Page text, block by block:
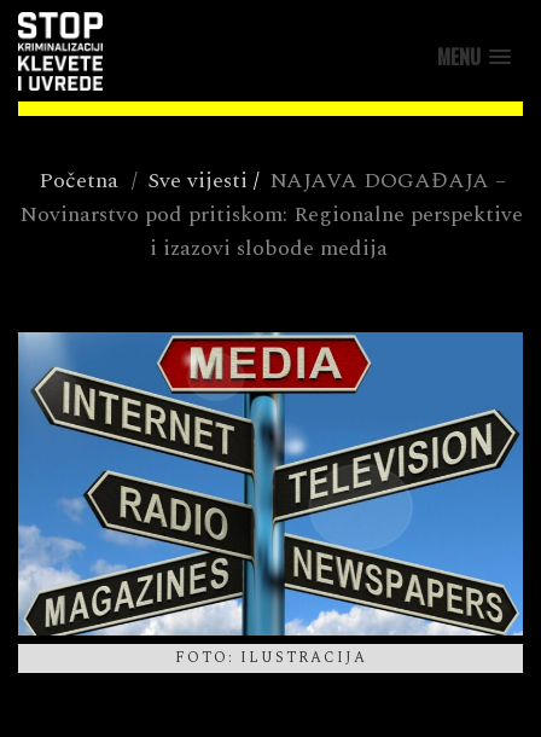
MENU
Početna / Sve vijesti / NAJAVA DOGAĐAJA –
Novinarstvo pod pritiskom: Regionalne perspektive
i izazovi slobode medija
FOTO: ILUSTRACIJA